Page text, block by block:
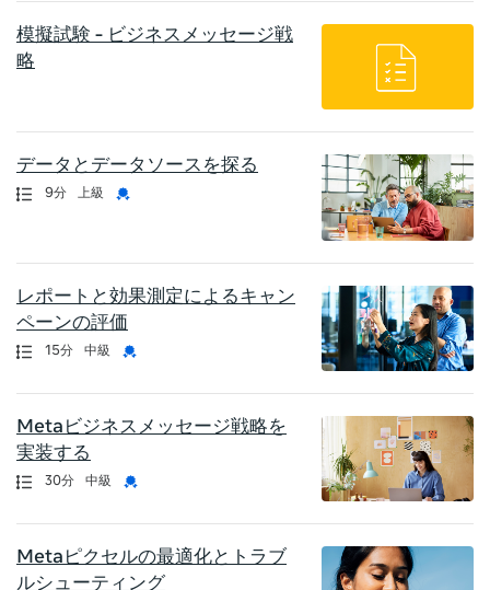
模擬試験 - ビジネスメッセージ戦
略
データとデータソースを探る
認定資格
長さ 9分 上級
資格証明書
レポートと効果測定によるキャン
ペーンの評価
認定資格
長さ 15分 中級
資格証明書
Metaビジネスメッセージ戦略を
実装する
認定資格
長さ 30分 中級
資格証明書
Metaピクセルの最適化とトラブ
ルシューティング